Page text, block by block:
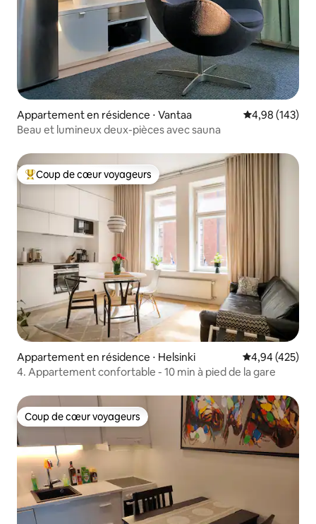
Appartement en résidence ⋅ Vantaa Évaluation
4,98 (143)
Beau et lumineux deux-pièces avec sauna
Coups de cœur voyageurs les plus appréciés
Coup de cœur voyageurs
Appartement en résidence ⋅ Helsinki Évaluation
4,94 (425)
4. Appartement confortable - 10 min à pied de la gare
Coup de cœur voyageurs
Coup de cœur voyageurs